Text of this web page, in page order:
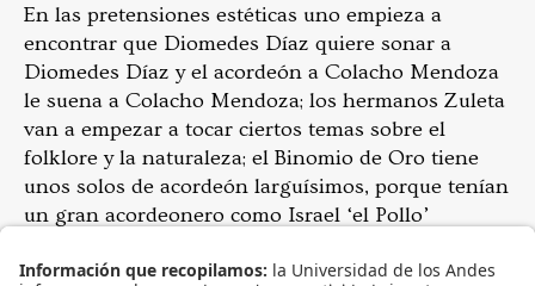
En las pretensiones estéticas uno empieza a
encontrar que Diomedes Díaz quiere sonar a
Diomedes Díaz y el acordeón a Colacho Mendoza
le suena a Colacho Mendoza; los hermanos Zuleta
van a empezar a tocar ciertos temas sobre el
folklore y la naturaleza; el Binomio de Oro tiene
unos solos de acordeón larguísimos, porque tenían
un gran acordeonero como Israel ‘el Pollo’
constante. La plata marimbera va a ir